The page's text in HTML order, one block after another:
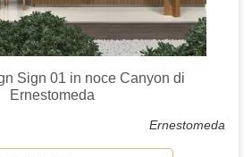
Sign 01 in noce Canyon di
Ernestomeda
Ernestomeda